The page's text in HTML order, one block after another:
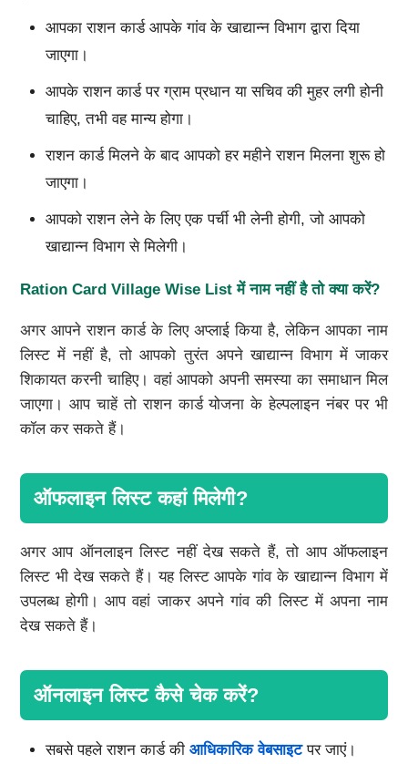
आपका राशन कार्ड आपके गांव के खाद्यान्न विभाग द्वारा दिया
जाएगा।
आपके राशन कार्ड पर ग्राम प्रधान या सचिव की मुहर लगी होनी
चाहिए, तभी वह मान्य होगा।
राशन कार्ड मिलने के बाद आपको हर महीने राशन मिलना शुरू हो
जाएगा।
आपको राशन लेने के लिए एक पर्ची भी लेनी होगी, जो आपको
खाद्यान्न विभाग से मिलेगी।
Ration Card Village Wise Listमें नाम नहीं है तो क्या करें?
अगर आपने राशन कार्ड के लिए अप्लाई किया है, लेकिन आपका नाम
लिस्ट में नहीं है, तो आपको तुरंत अपने खाद्यान्न विभाग में जाकर
शिकायत करनी चाहिए। वहां आपको अपनी समस्या का समाधान मिल
जाएगा। आप चाहें तो राशन कार्ड योजना के हेल्पलाइन नंबर पर भी
कॉल कर सकते हैं।
ऑफलाइन लिस्ट कहां मिलेगी?
अगर आप ऑनलाइन लिस्ट नहीं देख सकते हैं, तो आप ऑफलाइन
लिस्ट भी देख सकते हैं। यह लिस्ट आपके गांव के खाद्यान्न विभाग में
उपलब्ध होगी। आप वहां जाकर अपने गांव की लिस्ट में अपना नाम
देख सकते हैं।
ऑनलाइन लिस्ट कैसे चेक करें?
सबसे पहले राशन कार्ड की आधिकारिक वेबसाइटपर जाएं।